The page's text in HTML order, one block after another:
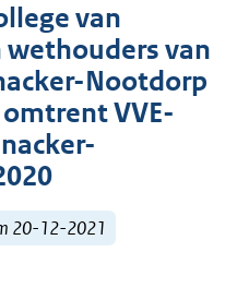
van
van
Nootdorp
VVE-
20-12-2021